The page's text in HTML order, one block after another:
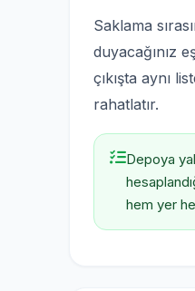
Saklama
duyacağınız
çıkışta aynı
rahatlatır.
Depoya
hem yer